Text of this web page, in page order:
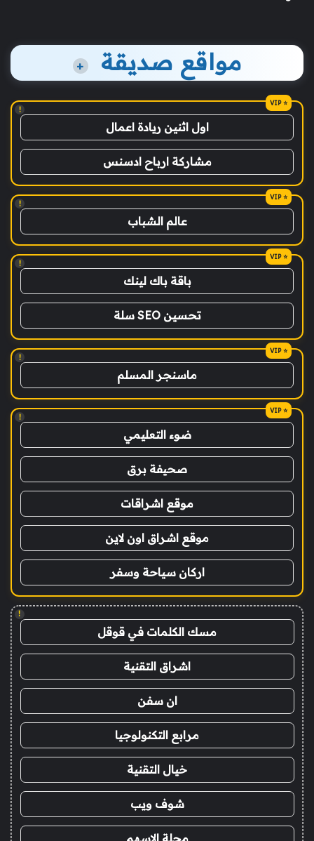
مواقع صديقة +
!
اول اثنين ريادة اعمال
مشاركة ارباح ادسنس
!
عالم الشباب
!
باقة باك لينك
تحسين SEO سلة
!
ماسنجر المسلم
!
ضوء التعليمي
صحيفة برق
موقع اشراقات
موقع اشراق اون لاين
اركان سياحة وسفر
!
مسك الكلمات في قوقل
اشراق التقنية
ان سفن
مرابع التكنولوجيا
خيال التقنية
شوف ويب
مجلة الاسهم